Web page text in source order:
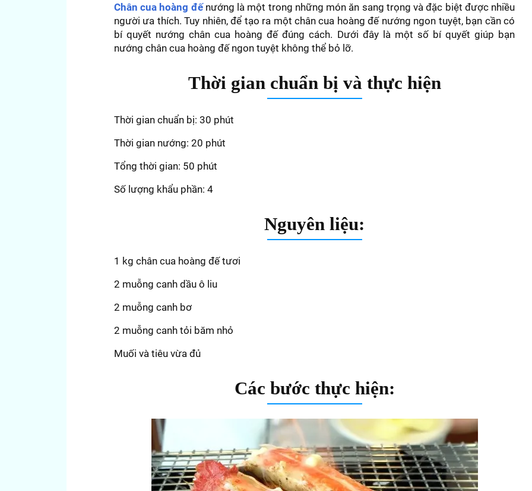
Chân cua hoàng đếnướng là một trong những món ăn sang trọng và đặc biệt được nhiều
người ưa thích. Tuy nhiên, để tạo ra một chân cua hoàng đế nướng ngon tuyệt, bạn cần có
bí quyết nướng chân cua hoàng đế đúng cách. Dưới đây là một số bí quyết giúp bạn
nướng chân cua hoàng đế ngon tuyệt không thể bỏ lỡ.
Thời gian chuẩn bị và thực hiện
Thời gian chuẩn bị: 30 phút
Thời gian nướng: 20 phút
Tổng thời gian: 50 phút
Số lượng khẩu phần: 4
Nguyên liệu:
1 kg chân cua hoàng đế tươi
2 muỗng canh dầu ô liu
2 muỗng canh bơ
2 muỗng canh tỏi băm nhỏ
Muối và tiêu vừa đủ
Các bước thực hiện: